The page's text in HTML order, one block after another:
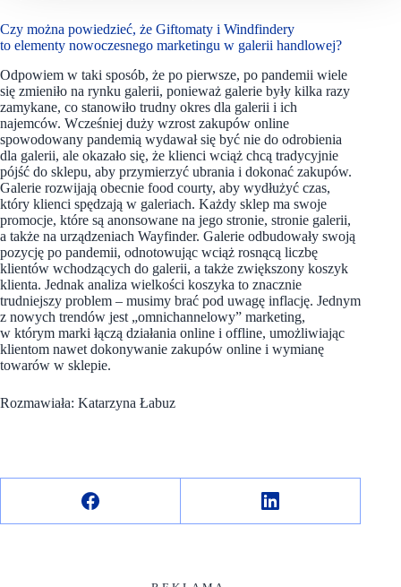
Czy można powiedzieć, że Giftomaty i Windfindery
to elementy nowoczesnego marketingu w galerii handlowej?
Odpowiem w taki sposób, że po pierwsze, po pandemii wiele
się zmieniło na rynku galerii, ponieważ galerie były kilka razy
zamykane, co stanowiło trudny okres dla galerii i ich
najemców. Wcześniej duży wzrost zakupów online
spowodowany pandemią wydawał się być nie do odrobienia
dla galerii, ale okazało się, że klienci wciąż chcą tradycyjnie
pójść do sklepu, aby przymierzyć ubrania i dokonać zakupów.
Galerie rozwijają obecnie food courty, aby wydłużyć czas,
który klienci spędzają w galeriach. Każdy sklep ma swoje
promocje, które są anonsowane na jego stronie, stronie galerii,
a także na urządzeniach Wayfinder. Galerie odbudowały swoją
pozycję po pandemii, odnotowując wciąż rosnącą liczbę
klientów wchodzących do galerii, a także zwiększony koszyk
klienta. Jednak analiza wielkości koszyka to znacznie
trudniejszy problem – musimy brać pod uwagę inflację. Jednym
z nowych trendów jest „omnichannelowy” marketing,
w którym marki łączą działania online i offline, umożliwiając
klientom nawet dokonywanie zakupów online i wymianę
towarów w sklepie.
Rozmawiała: Katarzyna Łabuz